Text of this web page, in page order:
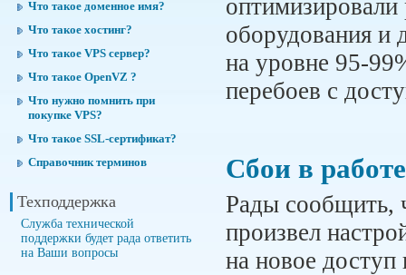
Что такое доменное имя?
Что такое хостинг?
Что такое VPS сервер?
Что такое OpenVZ ?
Что нужно помнить при
покупке VPS?
Что такое SSL-сертификат?
Справочник терминов
Техподдержка
Служба технической
поддержки будет рада ответить
на Ваши вопросы
оптимизировали
оборудования и
на уровне 95-
перебоев с
Сбои в
Рады сообщить,
произвел
на новое доступ